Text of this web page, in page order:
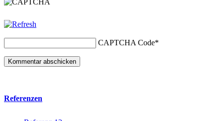
CAPTCHA Code*
Referenzen